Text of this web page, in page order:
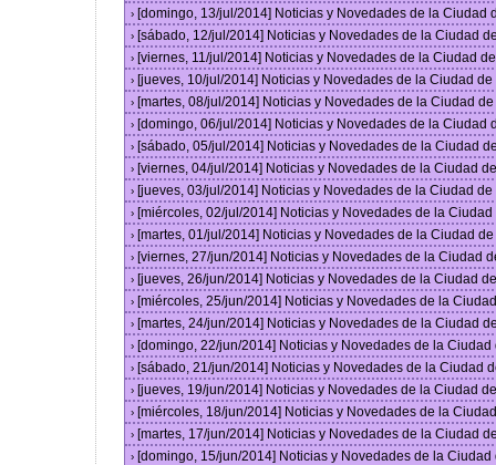
› [domingo, 13/jul/2014] Noticias y Novedades de la Ciudad
› [sábado, 12/jul/2014] Noticias y Novedades de la Ciudad
› [viernes, 11/jul/2014] Noticias y Novedades de la Ciudad
› [jueves, 10/jul/2014] Noticias y Novedades de la Ciudad
› [martes, 08/jul/2014] Noticias y Novedades de la Ciudad
› [domingo, 06/jul/2014] Noticias y Novedades de la Ciudad
› [sábado, 05/jul/2014] Noticias y Novedades de la Ciudad
› [viernes, 04/jul/2014] Noticias y Novedades de la Ciudad
› [jueves, 03/jul/2014] Noticias y Novedades de la Ciudad
› [miércoles, 02/jul/2014] Noticias y Novedades de la
› [martes, 01/jul/2014] Noticias y Novedades de la Ciudad
› [viernes, 27/jun/2014] Noticias y Novedades de la Ciudad
› [jueves, 26/jun/2014] Noticias y Novedades de la Ciudad
› [miércoles, 25/jun/2014] Noticias y Novedades de la
› [martes, 24/jun/2014] Noticias y Novedades de la Ciudad
› [domingo, 22/jun/2014] Noticias y Novedades de la
› [sábado, 21/jun/2014] Noticias y Novedades de la Ciudad
› [jueves, 19/jun/2014] Noticias y Novedades de la Ciudad
› [miércoles, 18/jun/2014] Noticias y Novedades de la
› [martes, 17/jun/2014] Noticias y Novedades de la Ciudad
› [domingo, 15/jun/2014] Noticias y Novedades de la